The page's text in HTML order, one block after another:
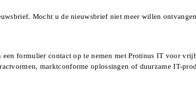
Mocht u de nieuwsbrief niet meer willen
formulier contact op te nemen met Protinus IT voor
marktconforme oplossingen of duurzame IT-